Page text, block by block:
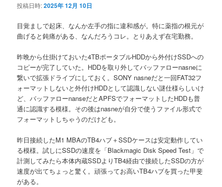
投稿日時:2025年 12月 10日
目覚ましで起床、なんか左手の指に違和感が。特に薬指の根元が
曲げると鈍痛がある、なんだろうコレ。とりあえず在宅勤務。
昨晩から仕掛けておいた4TBポータブルHDDから外付けSSDへの
コピーが完了していた。HDDを取り外してバッファローnasneに
繋いで拡張ドライブにしておく。SONY nasneだと一回FAT32フ
ォーマットしないと外付けHDDとして認識しない謎仕様らしいけ
ど、バッファローnanseだとAPFSでフォーマットしたHDDも普
通に認識する模様。その後はnasneが自分で使うファイル形式で
フォーマットしちゃうのだけども。
昨日接続したM1 MBAのTB4ハブ＋SSDケースは安定動作してい
る模様。試しにSSDの速度を「Blackmagic Disk Speed Test」で
計測してみたら本体内蔵SSDよりTB4経由で接続したSSDの方が
速度が出てちょっと驚く。頑張ってお高いTB4ハブを買った甲斐
がある。